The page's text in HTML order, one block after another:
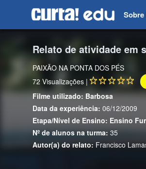
Relato de atividade em
PAIXÃO NA PONTA DOS PÉS
72 Visualizações |
Filme utilizado: Barbosa
Data da experiência: 06/12/2009
Etapa/Nível de Ensino: Ensino
Nº de alunos na turma: 35
Autor(a) do relato: Francisco